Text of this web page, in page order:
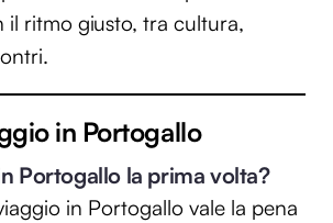
il ritmo giusto, tra cultura,
in Portogallo
Portogallo la prima volta?
in Portogallo vale la pena